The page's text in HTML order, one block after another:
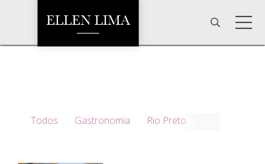
Todos Gastronomia Rio Preto